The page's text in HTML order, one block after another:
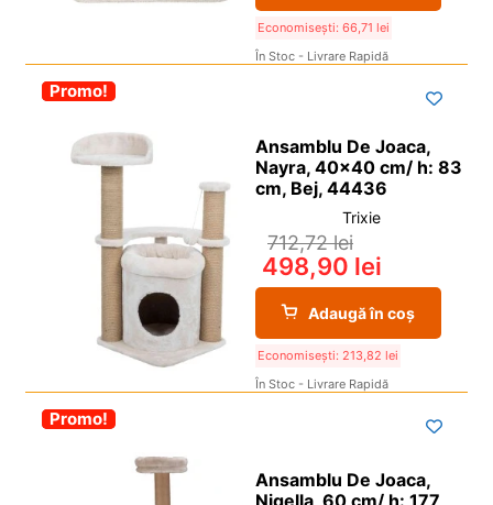
Economisești: 66,71 lei
În Stoc - Livrare Rapidă
-30%
Promo!
Ansamblu De Joaca,
Nayra, 40×40 cm/ h: 83
cm, Bej, 44436
Trixie
712,72lei
498,90 lei
Adaugă în coș
Economisești: 213,82 lei
În Stoc - Livrare Rapidă
-30%
Promo!
Ansamblu De Joaca,
Nigella, 60 cm/ h: 177